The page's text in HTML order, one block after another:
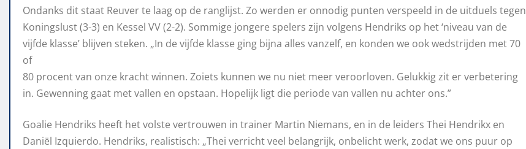
Ondanks dit staat Reuver te laag op de ranglijst. Zo werden er onnodig punten verspeeld in de uitduels tegen
Koningslust (3-3) en Kessel VV (2-2). Sommige jongere spelers zijn volgens Hendriks op het ‘niveau van de
vijfde klasse’ blijven steken. „In de vijfde klasse ging bijna alles vanzelf, en konden we ook wedstrijden met 70
of
80 procent van onze krachtwinnen. Zoiets kunnen we nu niet meerveroorloven. Gelukkig zit er verbetering
in. Gewenning gaat met vallen en opstaan. Hopelijk ligt die periode van vallen nu achter ons.”
Goalie Hendriks heeft het volste vertrouwen in trainer Martin Niemans, en in de leiders Thei Hendrikx en
Daniël Izquierdo. Hendriks, realistisch: „Thei verricht veel belangrijk, onbelicht werk, zodat we ons puur op